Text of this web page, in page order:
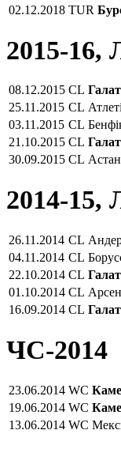
02.12.2018 TUR
2015-16,
08.12.2015 CL
25.11.2015 CL
03.11.2015 CL
21.10.2015 CL
30.09.2015 CL
2014-15,
26.11.2014 CL
04.11.2014 CL
22.10.2014 CL
01.10.2014 CL
16.09.2014 CL
ЧС-2014
23.06.2014 WC
19.06.2014 WC
13.06.2014 WC